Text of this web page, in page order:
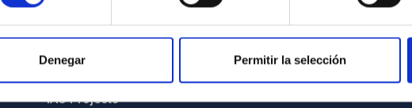
Denegar Permitir la selección
Environment and Sustainability
Forever IAC
IAC Projects